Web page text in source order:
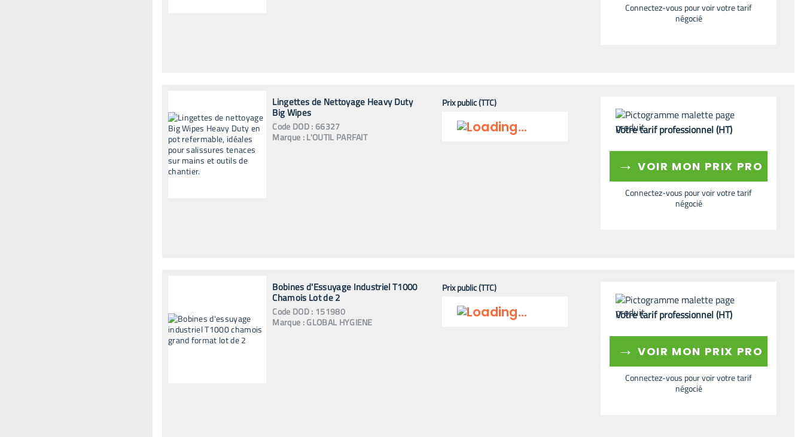
Connectez-vous pour voir votre tarif
négocié
Lingettes de Nettoyage Heavy Duty
Big Wipes
Code DOD:66327
Marque :L'OUTIL PARFAIT
Prix public (TTC)
Votre tarif professionnel (HT)
→ VOIR MON PRIX PRO
Connectez-vous pour voir votre tarif
négocié
Bobines d'Essuyage Industriel T1000
Chamois Lot de 2
Code DOD: 151980
Marque :GLOBAL HYGIENE
Prix public (TTC)
Votre tarif professionnel (HT)
→ VOIR MON PRIX PRO
Connectez-vous pour voir votre tarif
négocié